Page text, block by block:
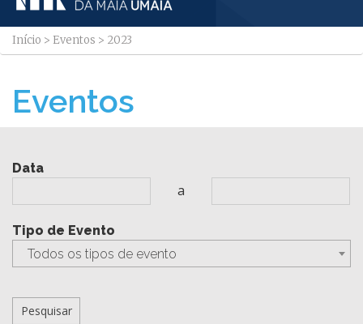
Início > Eventos > 2023
Eventos
Data
a
Tipo de Evento
Todos os tipos de evento